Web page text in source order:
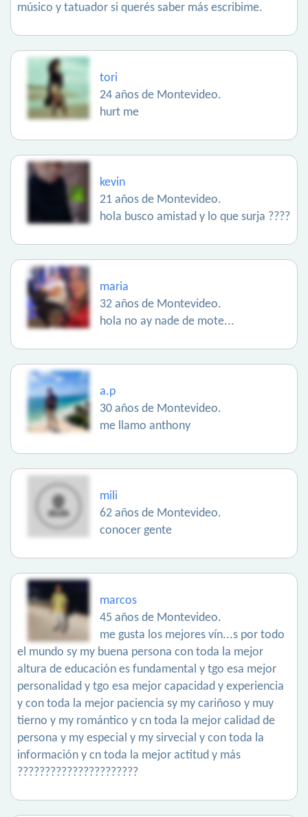
músico y tatuador si querés saber más escribime.
tori
24 años de Montevideo.
hurt me
kevin
21 años de Montevideo.
hola busco amistad y lo que surja ????
maria
32 años de Montevideo.
hola no ay nade de mote...
a.p
30 años de Montevideo.
me llamo anthony
mili
62 años de Montevideo.
conocer gente
marcos
45 años de Montevideo.
me gusta los mejores vín...s por todo
el mundo sy my buena persona con toda la mejor
altura de educación es fundamental y tgo esa mejor
personalidad y tgo esa mejor capacidad y experiencia
y con toda la mejor paciencia sy my cariñoso y muy
tierno y my romántico y cn toda la mejor calidad de
persona y my especial y my sirvecial y con toda la
información y cn toda la mejor actitud y más
??????????????????????